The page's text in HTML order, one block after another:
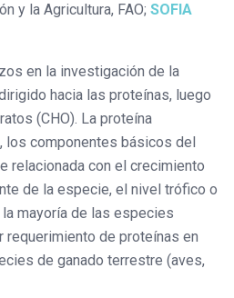
y la Agricultura, FAO; SOFIA
en la investigación de la
hacia las proteínas, luego
(CHO). La proteína
los componentes básicos del
relacionada con el crecimiento
de la especie, el nivel trófico o
mayoría de las especies
requerimiento de proteínas en
de ganado terrestre (aves,